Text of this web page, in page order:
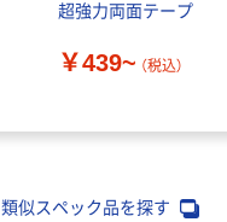
超強力両面テープ
￥439~ （税込）
類似スペック品を探す